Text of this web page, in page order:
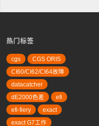
热门标签
cgs
CGS ORIS
CI60/CI62/CI64故障
datacatcher
dE2000色差
efi
efi-fiery
exact
exact G7工作